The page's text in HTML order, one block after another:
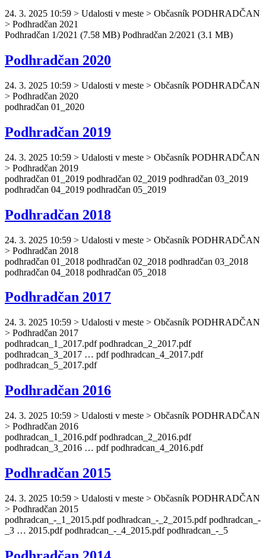
24. 3. 2025 10:59 > Udalosti v meste > Občasník PODHRADČAN
> Podhradčan 2021
Podhradčan 1/2021 (7.58 MB) Podhradčan 2/2021 (3.1 MB)
Podhradčan 2020
24. 3. 2025 10:59 > Udalosti v meste > Občasník PODHRADČAN
> Podhradčan 2020
podhradčan 01_2020
Podhradčan 2019
24. 3. 2025 10:59 > Udalosti v meste > Občasník PODHRADČAN
> Podhradčan 2019
podhradčan 01_2019 podhradčan 02_2019 podhradčan 03_2019
podhradčan 04_2019 podhradčan 05_2019
Podhradčan 2018
24. 3. 2025 10:59 > Udalosti v meste > Občasník PODHRADČAN
> Podhradčan 2018
podhradčan 01_2018 podhradčan 02_2018 podhradčan 03_2018
podhradčan 04_2018 podhradčan 05_2018
Podhradčan 2017
24. 3. 2025 10:59 > Udalosti v meste > Občasník PODHRADČAN
> Podhradčan 2017
podhradcan _1_2017.pdfpodhradcan _2_2017.pdf
podhradcan _3_2017 … pdfpodhradcan _4_2017.pdf
podhradcan _5_2017.pdf
Podhradčan 2016
24. 3. 2025 10:59 > Udalosti v meste > Občasník PODHRADČAN
> Podhradčan 2016
podhradcan _1_2016.pdfpodhradcan _2_2016.pdf
podhradcan _3_2016 … pdfpodhradcan _4_2016.pdf
Podhradčan 2015
24. 3. 2025 10:59 > Udalosti v meste > Občasník PODHRADČAN
> Podhradčan 2015
podhradcan _-_1_2015.pdfpodhradcan _-_2_2015.pdfpodhradcan _-
_3 … 2015.pdfpodhradcan _-_4_2015.pdfpodhradcan _-_5